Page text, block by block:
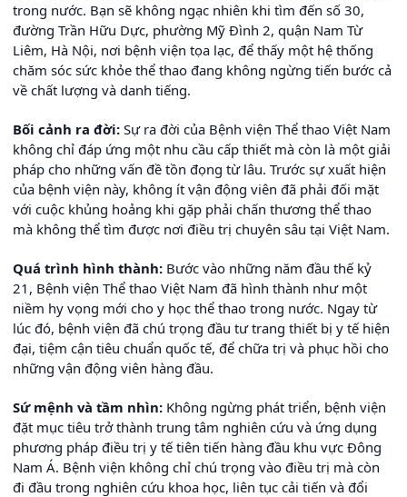
trong nước. Bạn sẽ không ngạc nhiên khi tìm đến số 30,
đường Trần Hữu Dực, phường Mỹ Đình 2, quận Nam Từ
Liêm, Hà Nội, nơi bệnh viện tọa lạc, để thấy một hệ thống
chăm sóc sức khỏe thể thao đang không ngừng tiến bước cả
về chất lượng và danh tiếng.
Bối cảnh ra đời: Sự ra đời của Bệnh viện Thể thao Việt Nam
không chỉ đáp ứng một nhu cầu cấp thiết mà còn là một giải
pháp cho những vấn đề tồn đọng từ lâu. Trước sự xuất hiện
của bệnh viện này, không ít vận động viên đã phải đối mặt
với cuộc khủng hoảng khi gặp phải chấn thương thể thao
mà không thể tìm được nơi điều trị chuyên sâu tại Việt Nam.
Quá trình hình thành: Bước vào những năm đầu thế kỷ
21, Bệnh viện Thể thao Việt Nam đã hình thành như một
niềm hy vọng mới cho y học thể thao trong nước. Ngay từ
lúc đó, bệnh viện đã chú trọng đầu tư trang thiết bị y tế hiện
đại, tiệm cận tiêu chuẩn quốc tế, để chữa trị và phục hồi cho
những vận động viên hàng đầu.
Sứ mệnh và tầm nhìn: Không ngừng phát triển, bệnh viện
đặt mục tiêu trở thành trung tâm nghiên cứu và ứng dụng
phương pháp điều trị y tế tiên tiến hàng đầu khu vực Đông
Nam Á. Bệnh viện không chỉ chú trọng vào điều trị mà còn
đi đầu trong nghiên cứu khoa học, liên tục cải tiến và đổi